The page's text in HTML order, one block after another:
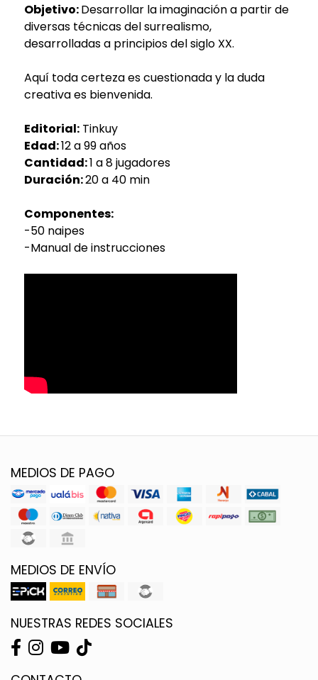
Objetivo:Desarrollar la imaginación a partir de
diversas técnicas del surrealismo,
desarrolladas a principios del siglo XX.
Aquí toda certeza es cuestionada y la duda
creativa es bienvenida.
Editorial:Tinkuy
Edad:12 a 99 años
Cantidad:1 a 8 jugadores
Duración:20 a 40 min
Componentes:
-50 naipes
-Manual de instrucciones
MEDIOS DE PAGO
MEDIOS DE ENVÍO
NUESTRAS REDES SOCIALES